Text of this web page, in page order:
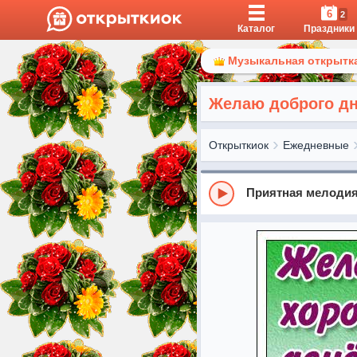
Каталог
6 2
Праздники
Музыкальная
Желаю доброго
Открыткиок Ежедневные
Приятная